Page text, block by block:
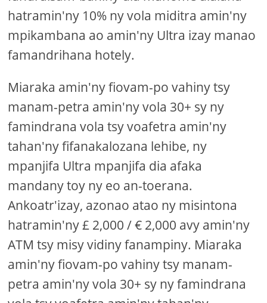
hatramin'ny 10% ny vola miditra amin'ny
mpikambana ao amin'ny Ultra izay manao
famandrihana hotely.
Miaraka amin'ny fiovam-po vahiny tsy
manam-petra amin'ny vola 30+ sy ny
famindrana vola tsy voafetra amin'ny
tahan'ny fifanakalozana lehibe, ny
mpanjifa Ultra mpanjifa dia afaka
mandany toy ny eo an-toerana.
Ankoatr'izay, azonao atao ny misintona
hatramin'ny £ 2,000 / € 2,000 avy amin'ny
ATM tsy misy vidiny fanampiny. Miaraka
amin'ny fiovam-po vahiny tsy manam-
petra amin'ny vola 30+ sy ny famindrana